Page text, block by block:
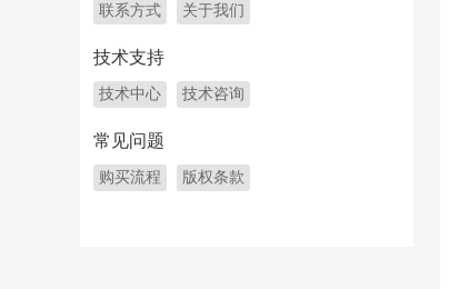
联系方式 关于我们
技术支持
技术中心 技术咨询
常见问题
购买流程 版权条款